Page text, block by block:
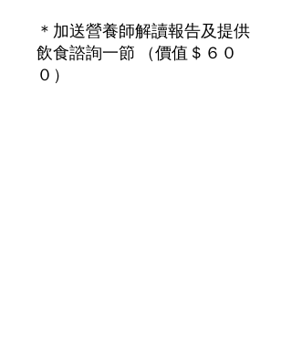
＊加送營養師解讀報告及提供
飲食諮詢一節 （價值＄６０
０）